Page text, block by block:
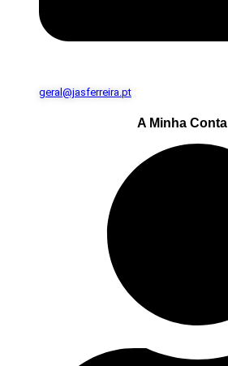
geral@jasferreira.pt
A Minha Conta